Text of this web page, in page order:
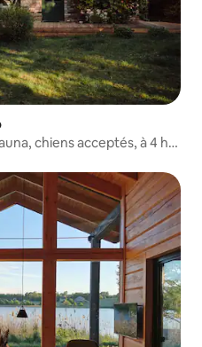
chiens acceptés, à 4 h